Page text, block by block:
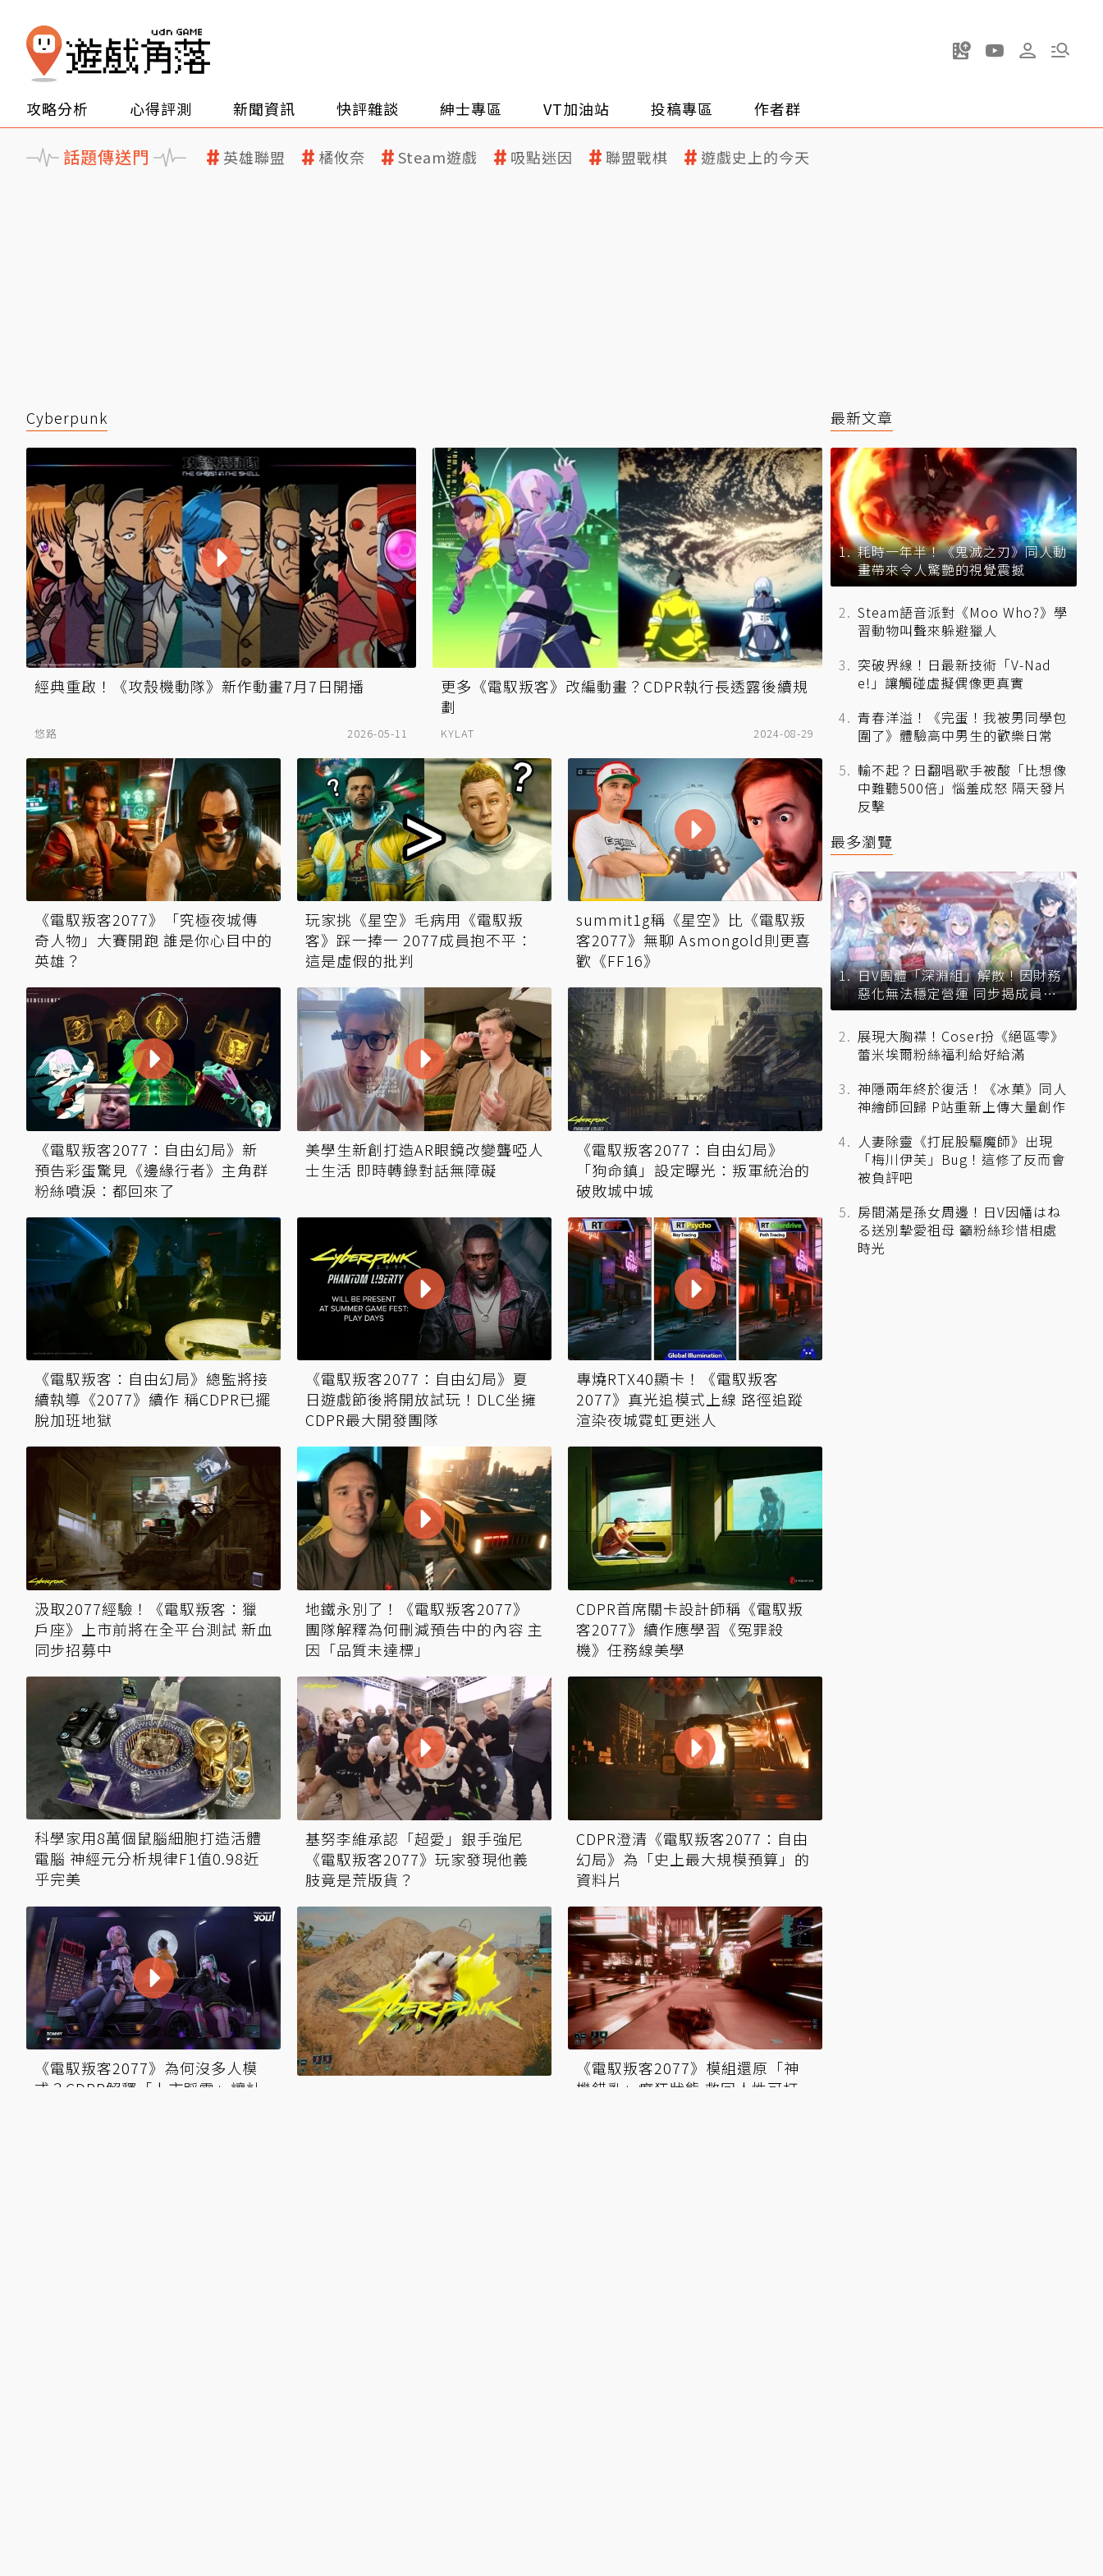
攻略分析 心得評測 新聞資訊 快評雜談 紳士專區 VT加油站 投稿專區 作者群
話題傳送門 英雄聯盟 橘攸奈 Steam遊戲 吸點迷因 聯盟戰棋 遊戲史上的今天
Cyberpunk
經典重啟！《攻殼機動隊》新作動畫7月7日開播
悠路 2026-05-11
更多《電馭叛客》改編動畫？CDPR執行長透露後續規
劃
KYLAT 2024-08-29
《電馭叛客2077》「究極夜城傳
奇人物」大賽開跑 誰是你心目中的
英雄？
玩家挑《星空》毛病用《電馭叛
客》踩一捧一 2077成員抱不平：
這是虛假的批判
summit1g稱《星空》比《電馭叛
客2077》無聊 Asmongold則更喜
歡《FF16》
《電馭叛客2077：自由幻局》新
預告彩蛋驚見《邊緣行者》主角群
粉絲噴淚：都回來了
美學生新創打造AR眼鏡改變聾啞人
士生活 即時轉錄對話無障礙
《電馭叛客2077：自由幻局》
「狗命鎮」設定曝光：叛軍統治的
破敗城中城
《電馭叛客：自由幻局》總監將接
續執導《2077》續作 稱CDPR已擺
脫加班地獄
《電馭叛客2077：自由幻局》夏
日遊戲節後將開放試玩！DLC坐擁
CDPR最大開發團隊
專燒RTX40顯卡！《電馭叛客
2077》真光追模式上線 路徑追蹤
渲染夜城霓虹更迷人
汲取2077經驗！《電馭叛客：獵
戶座》上市前將在全平台測試 新血
同步招募中
地鐵永別了！《電馭叛客2077》
團隊解釋為何刪減預告中的內容 主
因「品質未達標」
CDPR首席關卡設計師稱《電馭叛
客2077》續作應學習《冤罪殺
機》任務線美學
科學家用8萬個鼠腦細胞打造活體
電腦 神經元分析規律F1值0.98近
乎完美
基努李維承認「超愛」銀手強尼
《電馭叛客2077》玩家發現他義
肢竟是荒版貨？
CDPR澄清《電馭叛客2077：自由
幻局》為「史上最大規模預算」的
資料片
《電馭叛客2077》為何沒多人模
式？CDPR解釋「上市踩雷」讓計
《電馭叛客2077》模組還原「神
機錯亂」癲狂狀態 救回人性可打一
最新文章
耗時一年半！《鬼滅之刃》同人動
畫帶來令人驚艷的視覺震撼
Steam語音派對《Moo Who?》學
習動物叫聲來躲避獵人
突破界線！日最新技術「V-Nad
e!」讓觸碰虛擬偶像更真實
青春洋溢！《完蛋！我被男同學包
圍了》體驗高中男生的歡樂日常
輸不起？日翻唱歌手被酸「比想像
中難聽500倍」惱羞成怒 隔天發片
反擊
最多瀏覽
日V團體「深淵組」解散！因財務
惡化無法穩定營運 同步揭成員未
來去向
展現大胸襟！Coser扮《絕區零》
蕾米埃爾粉絲福利給好給滿
神隱兩年終於復活！《冰菓》同人
神繪師回歸 P站重新上傳大量創作
人妻除靈《打屁股驅魔師》出現
「梅川伊芙」Bug！這修了反而會
被負評吧
房間滿是孫女周邊！日V因幡はね
る送別摯愛祖母 籲粉絲珍惜相處
時光